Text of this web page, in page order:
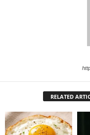
RELATED